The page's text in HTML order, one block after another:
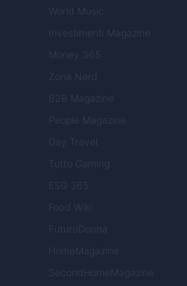
World Music
Investimenti Magazine
Money 365
Zona Nerd
B2B Magazine
People Magazine
Day Travel
Tutto Gaming
ESG 365
Food Wiki
FuturoDonna
HomeMagazine
SecondHomeMagazine